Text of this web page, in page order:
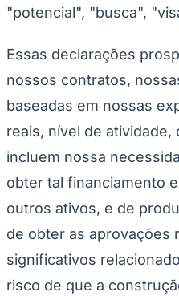
"potencial", "busca",
Essas declarações
nossos contratos,
baseadas em nossas
reais, nível de
incluem nossa
obter tal financiamento
outros ativos, e de
de obter as aprovações
significativos
risco de que a